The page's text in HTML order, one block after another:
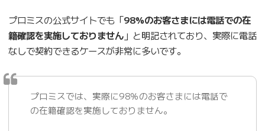
プロミスの公式サイトでも「98%のお客さまには電話での在
籍確認を実施しておりません」と明記されており、実際に電話
なしで契約できるケースが非常に多いです。
プロミスでは、実際に98％のお客さまには電話で
の在籍確認を実施しておりません。